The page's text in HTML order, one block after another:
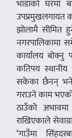
भाडाको
उपप्रमुखलगायत
झोलामै सीमित
नगरपालिकामा
कार्यालय बोक्नु
कतिपय स्थानीय
सकेका छैनन् भने
गराउने काम
ठाउँको
राखिएकाले
‘गाउँमा